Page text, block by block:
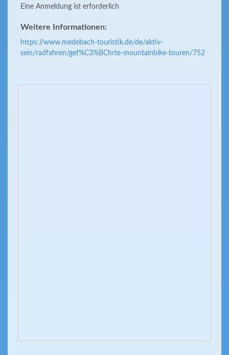
Eine Anmeldung ist erforderlich
Weitere Informationen:
https://www.medebach-touristik.de/de/aktiv-
sein/radfahren/gef%C3%BChrte-mountainbike-touren/752